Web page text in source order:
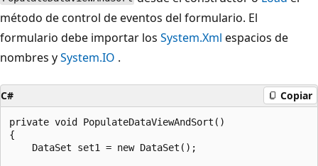
método de control de eventos del formulario. El
formulario debe importar los System.Xml espacios de
nombres ySystem.IO .
C# Copiar
private void PopulateDataViewAndSort()
{
    DataSet set1 = new DataSet();